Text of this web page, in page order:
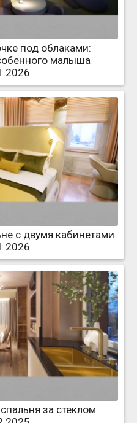
под облаками:
малыша
с двумя кабинетами
за стеклом